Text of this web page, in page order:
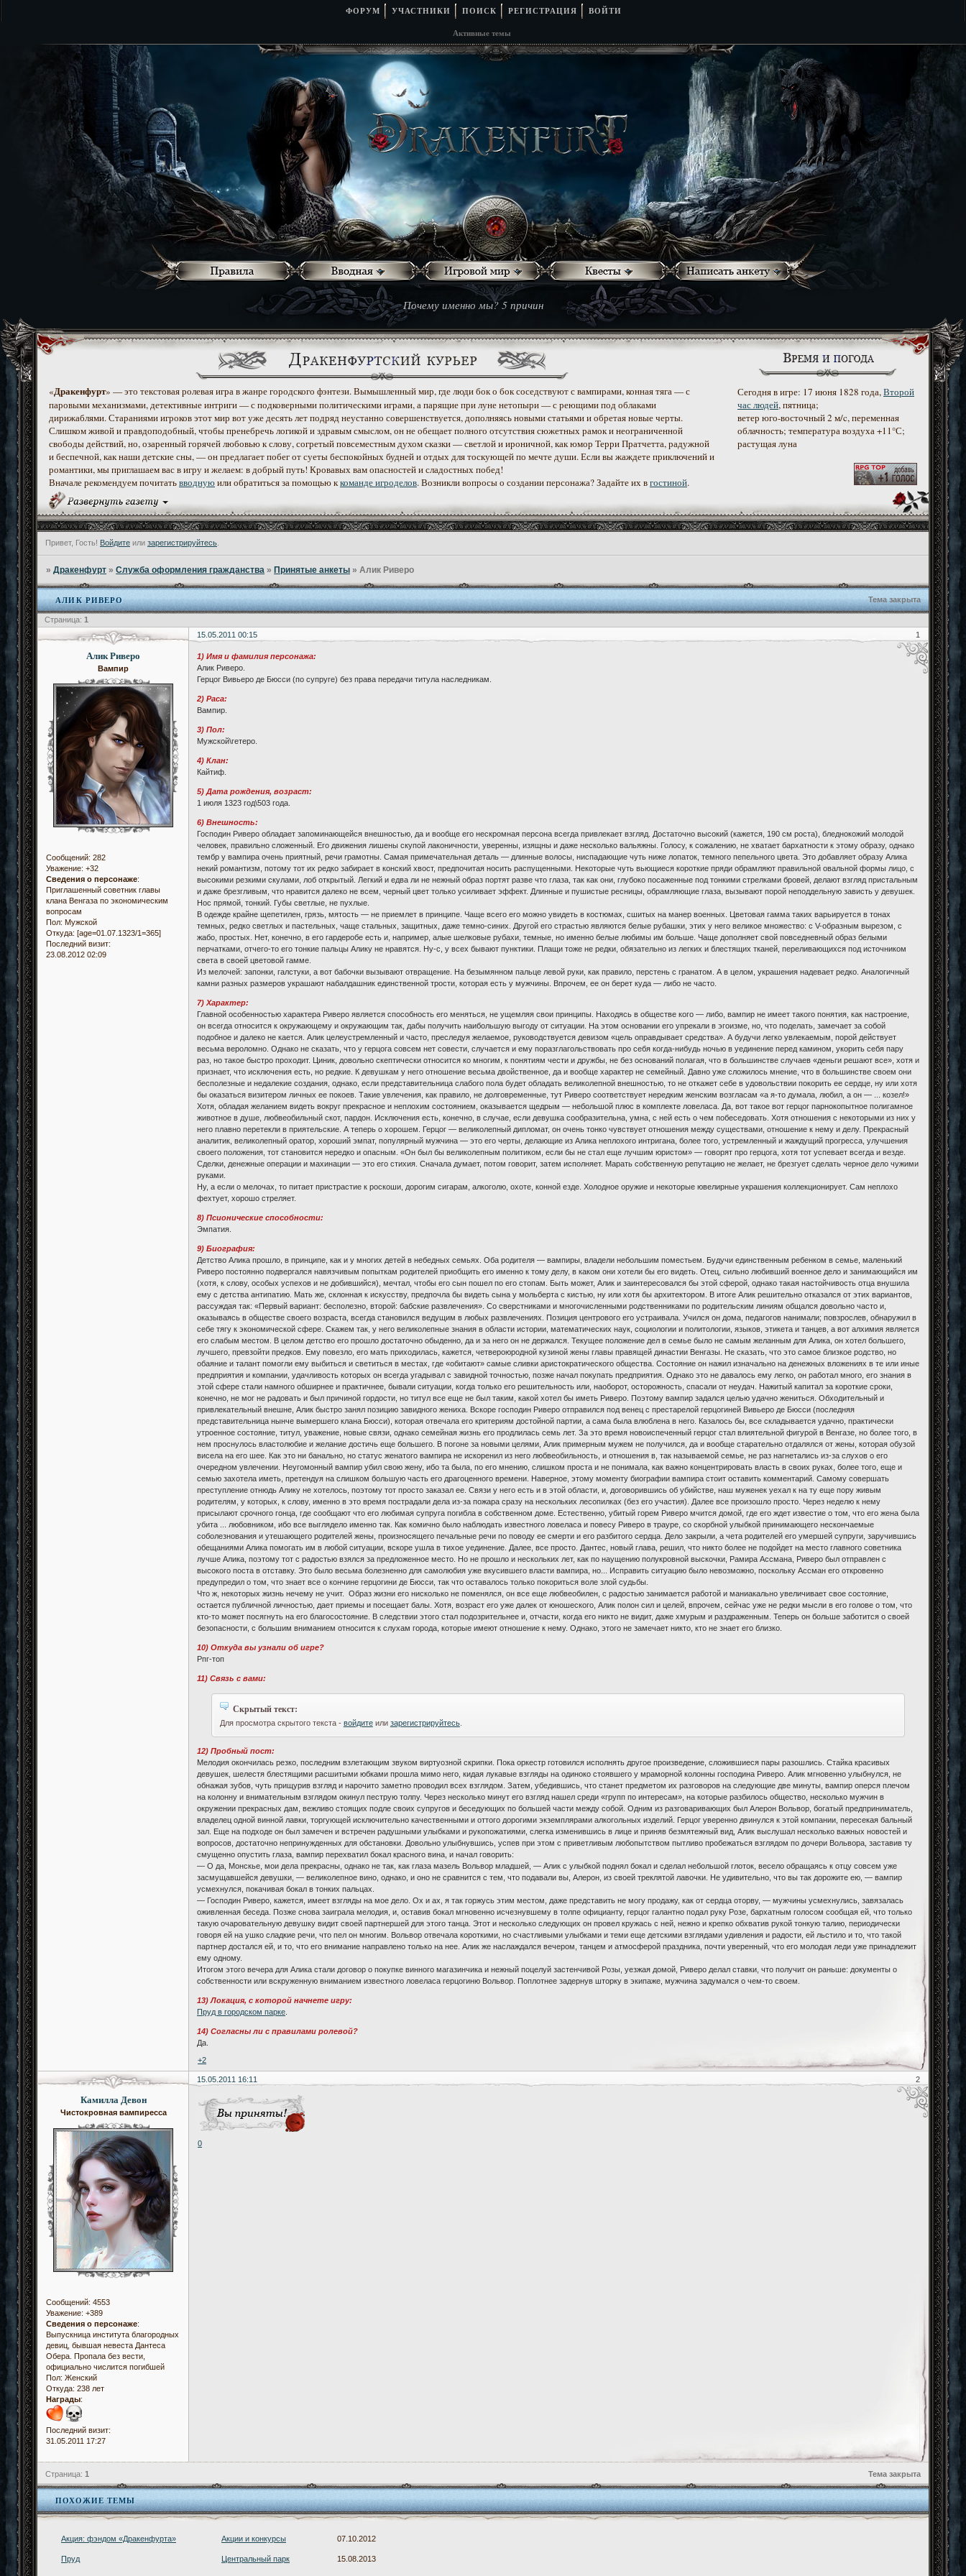
ФОРУМ УЧАСТНИКИ ПОИСК РЕГИСТРАЦИЯ
ВОЙТИ
Активные темы
Почему именно мы? 5 причин
«Дракенфурт» — это текстовая ролевая игра в жанре городского фэнтези. Вымышленный мир, где люди бок о бок соседствуют с вампирами, конная тяга — с
паровыми механизмами, детективные интриги — с подковерными политическими играми, а парящие при луне нетопыри — с реющими под облаками
дирижаблями. Стараниями игроков этот мир вот уже десять лет подряд неустанно совершенствуется, дополняясь новыми статьями и обретая новые черты.
Слишком живой и правдоподобный, чтобы пренебречь логикой и здравым смыслом, он не обещает полного отсутствия сюжетных рамок и неограниченной
свободы действий, но, озаренный горячей любовью к слову, согретый повсеместным духом сказки — светлой и ироничной, как юмор Терри Пратчетта, радужной
и беспечной, как наши детские сны, — он предлагает побег от суеты беспокойных будней и отдых для тоскующей по мечте души. Если вы жаждете приключений и
романтики, мы приглашаем вас в игру и желаем: в добрый путь! Кровавых вам опасностей и сладостных побед!
Вначале рекомендуем почитатьвводнуюили обратиться за помощью ккоманде игроделов. Возникли вопросы о создании персонажа? Задайте их вгостиной.
Сегодня в игре: 17 июня 1828 года,Второй
час людей, пятница;
ветер юго-восточный 2 м/c, переменная
облачность; температура воздуха +11°С;
растущая луна
Привет, Гость! Войдите или зарегистрируйтесь
»Дракенфурт »Служба оформления гражданства » Принятые анкеты »Алик Риверо
АЛИК РИВЕРО
Страница: 1
Тема закрыта
1
15.05.2011 00:15
Алик Риверо
Вампир
Сообщений: 282
Уважение: +32
Сведения о персонаже:
Приглашенный советник главы
клана Венгаза по экономическим
вопросам
Пол: Мужской
Откуда: [age=01.07.1323/1=365]
Последний визит:
23.08.2012 02:09
1) Имя и фамилия персонажа:
Алик Риверо.
Герцог Вивьеро де Бюсси (по супруге) без права передачи титула наследникам.
2) Раса:
Вампир.
3) Пол:
Мужской\гетеро.
4) Клан:
Кайтиф.
5) Дата рождения, возраст:
1 июля 1323 год\503 года.
6) Внешность:
Господин Риверо обладает запоминающейся внешностью, да и вообще его нескромная персона всегда привлекает взгляд. Достаточно высокий (кажется, 190 см роста), бледнокожий молодой
человек, правильно сложенный. Его движения лишены скупой лаконичности, уверенны, изящны и даже несколько вальяжны. Голосу, к сожалению, не хватает бархатности к этому образу, однако
тембр у вампира очень приятный, речи грамотны. Самая примечательная деталь — длинные волосы, ниспадающие чуть ниже лопаток, темного пепельного цвета. Это добавляет образу Алика
некий романтизм, потому тот их редко забирает в конский хвост, предпочитая носить распущенными. Некоторые чуть вьющиеся короткие пряди обрамляют правильной овальной формы лицо, с
высокими резкими скулами, лоб открытый. Легкий и едва ли не нежный образ портят разве что глаза, так как они, глубоко посаженные под тонкими стрелками бровей, делают взгляд пристальным
и даже брезгливым, что нравится далеко не всем, черный цвет только усиливает эффект. Длинные и пушистые ресницы, обрамляющие глаза, вызывают порой неподдельную зависть у девушек.
Нос прямой, тонкий. Губы светлые, не пухлые.
В одежде крайне щепетилен, грязь, мятость — не приемлет в принципе. Чаще всего его можно увидеть в костюмах, сшитых на манер военных. Цветовая гамма таких варьируется в тонах
темных, редко светлых и пастельных, чаще стальных, защитных, даже темно-синих. Другой его страстью являются белые рубашки, этих у него великое множество: с V-образным вырезом, с
жабо, простых. Нет, конечно, в его гардеробе есть и, например, алые шелковые рубахи, темные, но именно белые любимы им больше. Чаще дополняет свой повседневный образ белыми
перчатками, отчего-то его тонкие пальцы Алику не нравятся. Ну-с, у всех бывают пунктики. Плащи тоже не редки, обязательно из легких и блестящих тканей, переливающихся под источником
света в своей цветовой гамме.
Из мелочей: запонки, галстуки, а вот бабочки вызывают отвращение. На безымянном пальце левой руки, как правило, перстень с гранатом. А в целом, украшения надевает редко. Аналогичный
камни разных размеров украшают набалдашник единственной трости, которая есть у мужчины. Впрочем, ее он берет куда — либо не часто.
7) Характер:
Главной особенностью характера Риверо является способность его меняться, не ущемляя свои принципы. Находясь в обществе кого — либо, вампир не имеет такого понятия, как настроение,
он всегда относится к окружающему и окружающим так, дабы получить наибольшую выгоду от ситуации. На этом основании его упрекали в эгоизме, но, что поделать, замечает за собой
подобное и далеко не кается. Алик целеустремленный и часто, преследуя желаемое, руководствуется девизом «цель оправдывает средства». А будучи легко увлекаемым, порой действует
весьма вероломно. Однако не сказать, что у герцога совсем нет совести, случается и ему поразглагольствовать про себя когда-нибудь ночью в уединение перед камином, укорить себя пару
раз, но такое быстро проходит. Циник, довольно скептически относится ко многим, к понятиям чести и дружбы, не без оснований полагая, что в большинстве случаев «деньги решают все», хотя и
признает, что исключения есть, но редкие. К девушкам у него отношение весьма двойственное, да и вообще характер не семейный. Давно уже сложилось мнение, что в большинстве своем они
бесполезные и недалекие создания, однако, если представительница слабого пола будет обладать великолепной внешностью, то не откажет себе в удовольствии покорить ее сердце, ну или хотя
бы оказаться визитером личных ее покоев. Такие увлечения, как правило, не долговременные, тут Риверо соответствует нередким женским возгласам «а я-то думала, любил, а он — ... козел!»
Хотя, обладая желанием видеть вокруг прекрасное и неплохим состоянием, оказывается щедрым — небольшой плюс в комплекте ловеласа. Да, вот такое вот герцог парнокопытное полигамное
животное в душе, любвеобильный скот, пардон. Исключения есть, конечно, в случае, если девушка сообразительна, умна, с ней есть о чем побеседовать. Хотя отношения с некоторыми из них у
него плавно перетекли в приятельские. А теперь о хорошем. Герцог — великолепный дипломат, он очень тонко чувствует отношения между существами, отношение к нему и делу. Прекрасный
аналитик, великолепный оратор, хороший эмпат, популярный мужчина — это его черты, делающие из Алика неплохого интригана, более того, устремленный и жаждущий прогресса, улучшения
своего положения, тот становится нередко и опасным. «Он был бы великолепным политиком, если бы не стал еще лучшим юристом» — говорят про герцога, хотя тот успевает всегда и везде.
Сделки, денежные операции и махинации — это его стихия. Сначала думает, потом говорит, затем исполняет. Марать собственную репутацию не желает, не брезгует сделать черное дело чужими
руками.
Ну, а если о мелочах, то питает пристрастие к роскоши, дорогим сигарам, алкоголю, охоте, конной езде. Холодное оружие и некоторые ювелирные украшения коллекционирует. Сам неплохо
фехтует, хорошо стреляет.
8) Псионические способности:
Эмпатия.
9) Биография:
Детство Алика прошло, в принципе, как и у многих детей в небедных семьях. Оба родителя — вампиры, владели небольшим поместьем. Будучи единственным ребенком в семье, маленький
Риверо постоянно подвергался навязчивым попыткам родителей приобщить его именно к тому делу, в каком они хотели бы его видеть. Отец, сильно любивший военное дело и занимающийся им
(хотя, к слову, особых успехов и не добившийся), мечтал, чтобы его сын пошел по его стопам. Быть может, Алик и заинтересовался бы этой сферой, однако такая настойчивость отца внушила
ему с детства антипатию. Мать же, склонная к искусству, предпочла бы видеть сына у мольберта с кистью, ну или хотя бы архитектором. В итоге Алик решительно отказался от этих вариантов,
рассуждая так: «Первый вариант: бесполезно, второй: бабские развлечения». Со сверстниками и многочисленными родственниками по родительским линиям общался довольно часто и,
оказываясь в обществе своего возраста, всегда становился ведущим в любых развлечениях. Позиция центрового его устраивала. Учился он дома, педагогов нанимали; повзрослев, обнаружил в
себе тягу к экономической сфере. Скажем так, у него великолепные знания в области истории, математических наук, социологии и политологии, языков, этикета и танцев, а вот алхимия является
его слабым местом. В целом детство его прошло достаточно обыденно, да и за него он не держался. Текущее положение дел в семье было не самым желанным для Алика, он хотел большего,
лучшего, превзойти предков. Ему повезло, его мать приходилась, кажется, четвероюродной кузиной жены главы правящей династии Венгазы. Не сказать, что это самое близкое родство, но
обаяние и талант помогли ему выбиться и светиться в местах, где «обитают» самые сливки аристократического общества. Состояние он нажил изначально на денежных вложениях в те или иные
предприятия и компании, удачливость которых он всегда угадывал с завидной точностью, позже начал покупать предприятия. Однако это не давалось ему легко, он работал много, его знания в
этой сфере стали намного обширнее и практичнее, бывали ситуации, когда только его решительность или, наоборот, осторожность, спасали от неудач. Нажитый капитал за короткие сроки,
конечно, не мог не радовать и был причиной гордости, но титул все еще не был таким, какой хотел бы иметь Риверо. Поэтому вампир задался целью удачно жениться. Обходительный и
привлекательный внешне, Алик быстро занял позицию завидного жениха. Вскоре господин Риверо отправился под венец с престарелой герцогиней Вивьеро де Бюсси (последняя
представительница нынче вымершего клана Бюсси), которая отвечала его критериям достойной партии, а сама была влюблена в него. Казалось бы, все складывается удачно, практически
утроенное состояние, титул, уважение, новые связи, однако семейная жизнь его продлилась семь лет. За это время новоиспеченный герцог стал влиятельной фигурой в Венгазе, но более того, в
нем проснулось властолюбие и желание достичь еще большего. В погоне за новыми целями, Алик примерным мужем не получился, да и вообще старательно отдалялся от жены, которая обузой
висела на его шее. Как это ни банально, но статус женатого вампира не искоренил из него любвеобильность, и отношения в, так называемой семье, не раз нагнетались из-за слухов о его
очередном увлечении. Неугомонный вампир убил свою жену, ибо та была, по его мнению, слишком проста и не понимала, как важно концентрировать власть в своих руках, более того, еще и
семью захотела иметь, претендуя на слишком большую часть его драгоценного времени. Наверное, этому моменту биографии вампира стоит оставить комментарий. Самому совершать
преступление отнюдь Алику не хотелось, поэтому тот просто заказал ее. Связи у него есть и в этой области, и, договорившись об убийстве, наш муженек уехал к на ту еще пору живым
родителям, у которых, к слову, именно в это время пострадали дела из-за пожара сразу на нескольких лесопилках (без его участия). Далее все произошло просто. Через неделю к нему
присылают срочного гонца, где сообщают что его любимая супруга погибла в собственном доме. Естественно, убитый горем Риверо мчится домой, где его ждет известие о том, что его жена была
убита ... любовником, ибо все выглядело именно так. Как комично было наблюдать известного ловеласа и повесу Риверо в трауре, со скорбной улыбкой принимающего нескончаемые
соболезнования и утешающего родителей жены, произносящего печальные речи по поводу ее смерти и его разбитого сердца. Дело закрыли, а чета родителей его умершей супруги, заручившись
обещаниями Алика помогать им в любой ситуации, вскоре ушла в тихое уединение. Далее, все просто. Дантес, новый глава, решил, что никто более не подойдет на место главного советника
лучше Алика, поэтому тот с радостью взялся за предложенное место. Но не прошло и нескольких лет, как по наущению полукровной выскочки, Рамира Ассмана, Риверо был отправлен с
высокого поста в отставку. Это было весьма болезненно для самолюбия уже вкусившего власти вампира, но... Исправить ситуацию было невозможно, поскольку Ассман его откровенно
предупредил о том, что знает все о кончине герцогини де Бюсси, так что оставалось только покориться воле злой судьбы.
Что ж, некоторых жизнь нечему не учит. Образ жизни его нисколько не поменялся, он все еще любвеобилен, с радостью занимается работой и маниакально увеличивает свое состояние,
остается публичной личностью, дает приемы и посещает балы. Хотя, возраст его уже далек от юношеского, Алик полон сил и целей, впрочем, сейчас уже не редки мысли в его голове о том, что
кто-то может посягнуть на его благосостояние. В следствии этого стал подозрительнее и, отчасти, когда его никто не видит, даже хмурым и раздраженным. Теперь он больше заботится о своей
безопасности, с большим вниманием относится к слухам города, которые имеют отношение к нему. Однако, этого не замечает никто, кто не знает его близко.
10) Откуда вы узнали об игре?
Рпг-топ
11) Связь с вами:
Скрытый текст:
Для просмотра скрытого текста - войдитеили зарегистрируйтесь.
12) Пробный пост:
Мелодия окончилась резко, последним взлетающим звуком виртуозной скрипки. Пока оркестр готовился исполнять другое произведение, сложившиеся пары разошлись. Стайка красивых
девушек, шелестя блестящими расшитыми юбками прошла мимо него, кидая лукавые взгляды на одиноко стоявшего у мраморной колонны господина Риверо. Алик мгновенно улыбнулся, не
обнажая зубов, чуть прищурив взгляд и нарочито заметно проводил всех взглядом. Затем, убедившись, что станет предметом их разговоров на следующие две минуты, вампир оперся плечом
на колонну и внимательным взглядом окинул пеструю толпу. Через несколько минут его взгляд нашел среди «групп по интересам», на которые разбилось общество, несколько мужчин в
окружении прекрасных дам, вежливо стоящих подле своих супругов и беседующих по большей части между собой. Одним из разговаривающих был Алерон Вольвор, богатый предприниматель,
владелец одной винной лавки, торгующей исключительно качественными и оттого дорогими экземплярами алкогольных изделий. Герцог уверенно двинулся к этой компании, пересекая бальный
зал. Еще на подходе он был замечен и встречен радушными улыбками и рукопожатиями, слегка изменившись в лице и приняв безмятежный вид, Алик выслушал несколько важных новостей и
вопросов, достаточно непринужденных для обстановки. Довольно улыбнувшись, успев при этом с приветливым любопытством пытливо пробежаться взглядом по дочери Вольвора, заставив ту
смущенно опустить глаза, вампир перехватил бокал красного вина, и начал говорить:
— О да, Монскье, мои дела прекрасны, однако не так, как глаза мазель Вольвор младшей, — Алик с улыбкой поднял бокал и сделал небольшой глоток, весело обращаясь к отцу совсем уже
засмущавшейся девушки, — великолепное вино, однако, и оно не сравнится с тем, что подавали вы, Алерон, из своей треклятой лавочки. Не удивительно, что вы так дорожите ею, — вампир
усмехнулся, покачивая бокал в тонких пальцах.
— Господин Риверо, кажется, имеет взгляды на мое дело. Ох и ах, я так горжусь этим местом, даже представить не могу продажу, как от сердца оторву, — мужчины усмехнулись, завязалась
оживленная беседа. Позже снова заиграла мелодия, и, оставив бокал мгновенно исчезнувшему в толпе официанту, герцог галантно подал руку Розе, бархатным голосом сообщая ей, что только
такую очаровательную девушку видит своей партнершей для этого танца. Этот и несколько следующих он провел кружась с ней, нежно и крепко обхватив рукой тонкую талию, периодически
говоря ей на ушко сладкие речи, что пел он многим. Вольвор отвечала короткими, но счастливыми улыбками и теми еще детскими взглядами удивления и радости, ей льстило и то, что такой
партнер достался ей, и то, что его внимание направлено только на нее. Алик же наслаждался вечером, танцем и атмосферой праздника, почти уверенный, что его молодая леди уже принадлежит
ему одному.
Итогом этого вечера для Алика стали договор о покупке винного магазинчика и нежный поцелуй застенчивой Розы, уезжая домой, Риверо делал ставки, что получит он раньше: документы о
собственности или вскруженную вниманием известного ловеласа герцогиню Вольвор. Поплотнее задернув шторку в экипаже, мужчина задумался о чем-то своем.
13) Локация, с которой начнете игру:
Пруд в городском парке
14) Согласны ли с правилами ролевой?
Да.
+2
2
15.05.2011 16:11
Камилла Девон
Чистокровная вампиресса
Сообщений: 4553
Уважение: +389
Сведения о персонаже:
Выпускница института благородных
девиц, бывшая невеста Дантеса
Обера. Пропала без вести,
официально числится погибшей
Пол: Женский
Откуда: 238 лет
Награды:
Последний визит:
31.05.2011 17:27
0
Тема закрыта
Страница: 1
ПОХОЖИЕ ТЕМЫ
Акция: фэндом «Дракенфурта» Акции и конкурсы 07.10.2012
Пруд Центральный парк 15.08.2013